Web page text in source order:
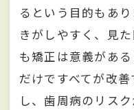
るという目的もあ
きがしやすく、見
も矯正は意義があ
だけですべてが改
し、歯周病のリス